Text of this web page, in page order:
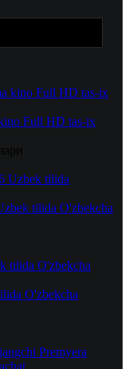
Full HD tas-ix
tilida O'zbekcha
O'zbekcha